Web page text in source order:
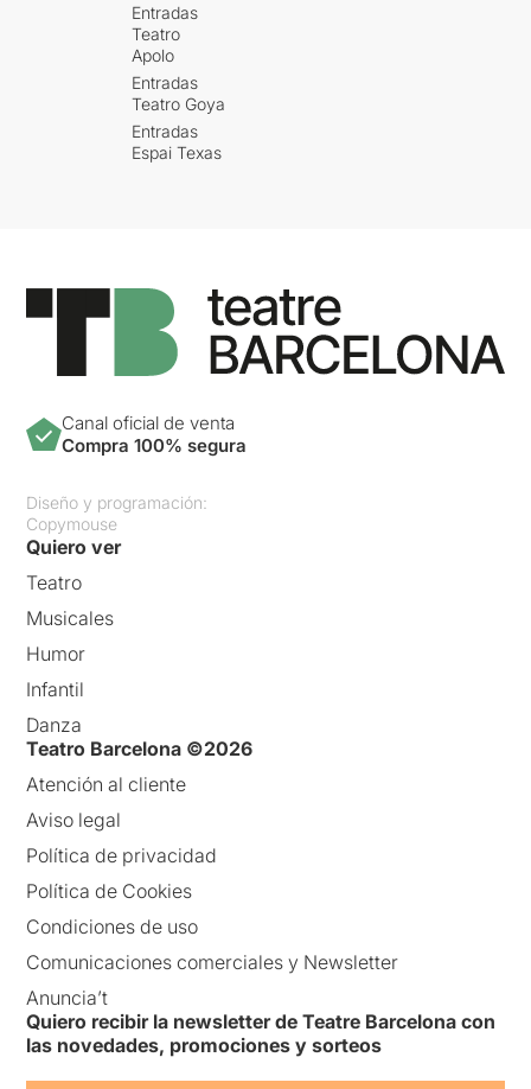
Entradas
Teatro
Apolo
Entradas
Teatro Goya
Entradas
Espai Texas
Canal oficial de venta
Compra 100% segura
Diseño y programación:
Copymouse
Quiero ver
Teatro
Musicales
Humor
Infantil
Danza
Teatro Barcelona ©2026
Atención al cliente
Aviso legal
Política de privacidad
Política de Cookies
Condiciones de uso
Comunicaciones comerciales y Newsletter
Anuncia’t
Quiero recibir la newsletter de Teatre Barcelona con
las novedades, promociones y sorteos